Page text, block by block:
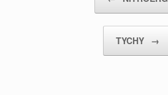
TYCHY →